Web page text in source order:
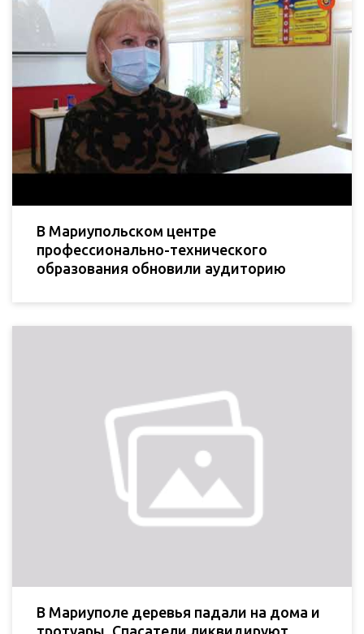
В Мариупольском центре
профессионально-технического
образования обновили аудиторию
В Мариуполе деревья падали на дома и
тротуары. Спасатели ликвидируют